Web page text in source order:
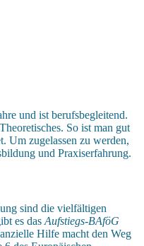
und ist berufsbegleitend.
So ist man gut
Um zugelassen zu werden,
und Praxiserfahrung.
sind die vielfältigen
es das Aufstiegs-BAföG
Hilfe macht den Weg